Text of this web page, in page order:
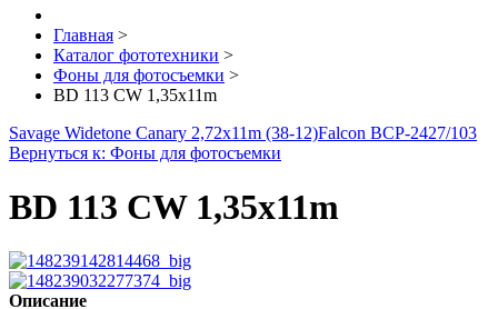
Главная >
Каталог фототехники >
Фоны для фотосъемки >
BD 113 CW 1,35х11m
Savage Widetone Canary 2,72x11m (38-12)Falcon BCP-2427/103
Вернуться к: Фоны для фотосъемки
BD 113 CW 1,35х11m
Описание